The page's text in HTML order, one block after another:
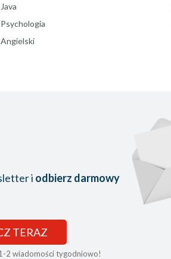
Java
Psychologia
Angielski
i odbierz darmowy
TERAZ
2 wiadomości tygodniowo!